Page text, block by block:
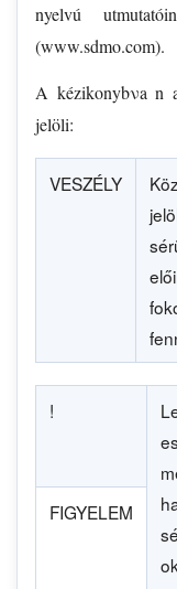
nyelvú
(www.sdmo.com).
A kézikonybνa n
jelöli:
VESZÉLY
!
FIGYELEM